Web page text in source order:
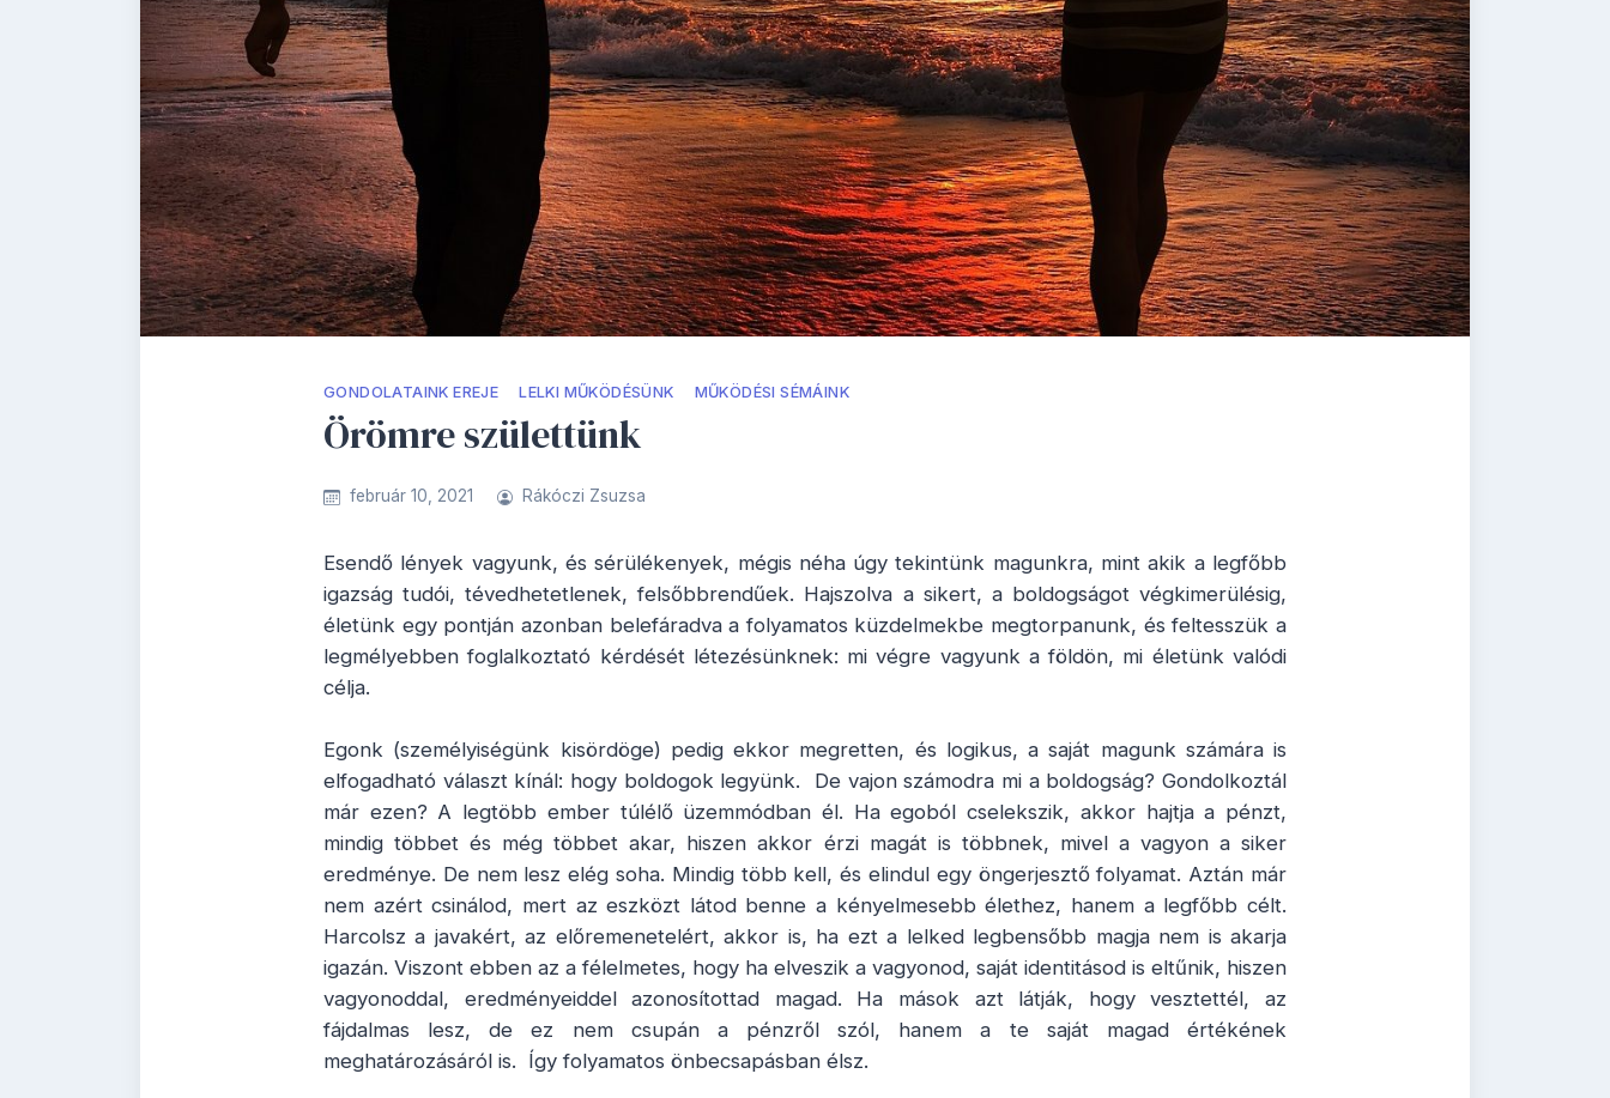
GONDOLATAINK EREJE LELKI MŰKÖDÉSÜNK MŰKÖDÉSI SÉMÁINK
Örömre születtünk
február 10, 2021 Rákóczi Zsuzsa
Esendő lények vagyunk, és sérülékenyek, mégis néha úgy tekintünk magunkra, mint akik a legfőbb
igazság tudói, tévedhetetlenek, felsőbbrendűek. Hajszolva a sikert, a boldogságot végkimerülésig,
életünk egy pontján azonban belefáradva a folyamatos küzdelmekbe megtorpanunk, és feltesszük a
legmélyebben foglalkoztató kérdését létezésünknek: mi végre vagyunk a földön, mi életünk valódi
célja.
Egonk (személyiségünk kisördöge) pedig ekkor megretten, és logikus, a saját magunk számára is
elfogadható választ kínál: hogy boldogok legyünk. De vajon számodra mi a boldogság? Gondolkoztál
már ezen? A legtöbb ember túlélő üzemmódban él. Ha egoból cselekszik, akkor hajtja a pénzt,
mindig többet és még többet akar, hiszen akkor érzi magát is többnek, mivel a vagyon a siker
eredménye. De nem lesz elég soha. Mindig több kell, és elindul egy öngerjesztő folyamat. Aztán már
nem azért csinálod, mert az eszközt látod benne a kényelmesebb élethez, hanem a legfőbb célt.
Harcolsz a javakért, az előremenetelért, akkor is, ha ezt a lelked legbensőbb magja nem is akarja
igazán. Viszont ebben az a félelmetes, hogy ha elveszik a vagyonod, saját identitásod is eltűnik, hiszen
vagyonoddal, eredményeiddel azonosítottad magad. Ha mások azt látják, hogy vesztettél, az
fájdalmas lesz, de ez nem csupán a pénzről szól, hanem a te saját magad értékének
meghatározásáról is. Így folyamatos önbecsapásban élsz.